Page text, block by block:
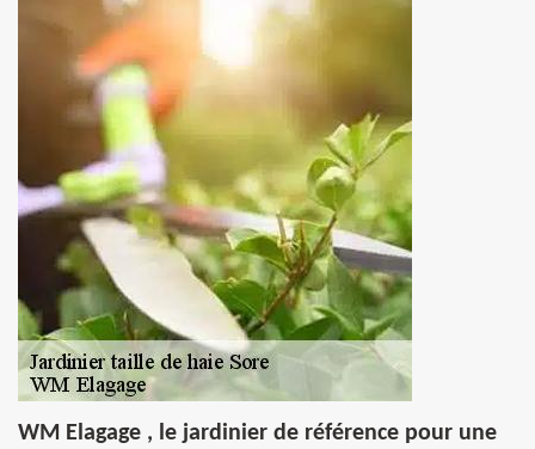
WM Elagage , le jardinier de référence pour une